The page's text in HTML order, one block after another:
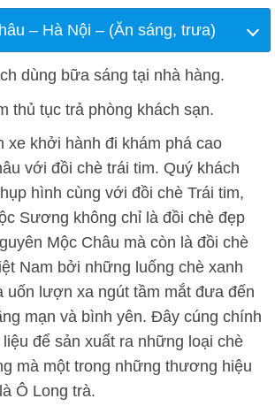
– Hà Nội – (Ăn sáng, trưa)
dùng bữa sáng tại nhà hàng.
thủ tục trả phòng khách sạn.
khởi hành đi khám phá cao
với đồi chè trái tim. Quý khách
hình cùng với đồi chè Trái tim,
Sương không chỉ là đồi chè đẹp
Mộc Châu mà còn là đồi chè
Nam bởi những luống chè xanh
uốn lượn xa ngút tầm mắt đưa đến
mạn và bình yên. Đây cúng chính
liệu để sản xuất ra những loại chè
mà một trong những thương hiệu
Ô Long trà.